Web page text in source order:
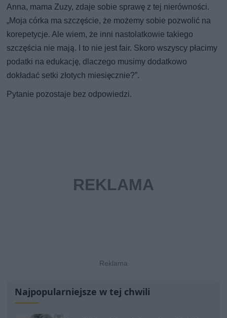
Anna, mama Zuzy, zdaje sobie sprawę z tej nierówności.
„Moja córka ma szczęście, że możemy sobie pozwolić na
korepetycje. Ale wiem, że inni nastolatkowie takiego
szczęścia nie mają. I to nie jest fair. Skoro wszyscy płacimy
podatki na edukację, dlaczego musimy dodatkowo
dokładać setki złotych miesięcznie?”.
Pytanie pozostaje bez odpowiedzi.
Najpopularniejsze w tej chwili